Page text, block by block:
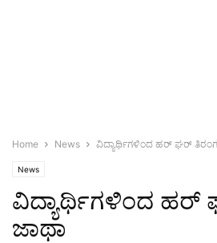
Home News ವಿದ್ಯಾರ್ಥಿಗಳಿಂದ ಹರ್ ಘರ್ ತಿರಂಗ
News
ವಿದ್ಯಾರ್ಥಿಗಳಿಂದ ಹರ್
ಜಾಥಾ